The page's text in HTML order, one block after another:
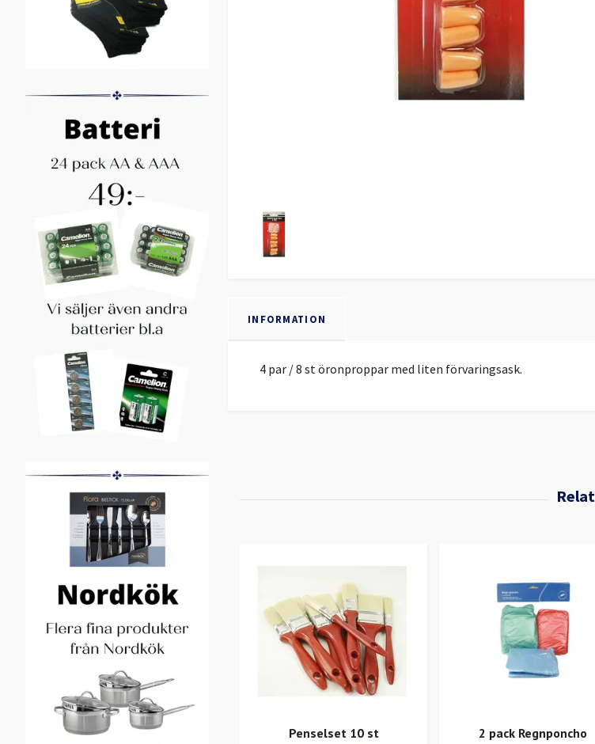
INFORMATION
4 par / 8 st öronproppar med liten förvaringsask.
Penselset 10 st
2 pack Regnponcho